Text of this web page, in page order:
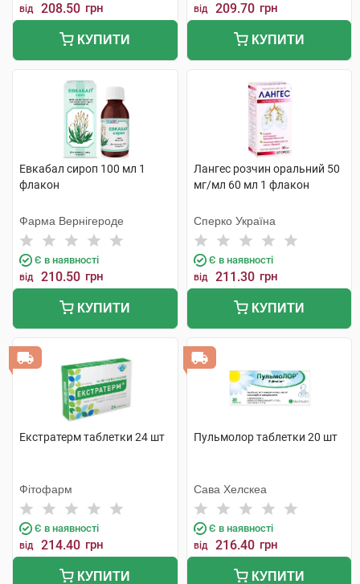
від 208.50 грн
КУПИТИ
від 209.70 грн
КУПИТИ
Евкабал сироп 100 мл 1
флакон
Фарма Вернігероде
Є в наявності
від 210.50 грн
КУПИТИ
Лангес розчин оральний 50
мг/мл 60 мл 1 флакон
Сперко Україна
Є в наявності
від 211.30 грн
КУПИТИ
Екстратерм таблетки 24 шт
Фітофарм
Є в наявності
від 214.40 грн
КУПИТИ
Пульмолор таблетки 20 шт
Сава Хелскеа
Є в наявності
від 216.40 грн
КУПИТИ